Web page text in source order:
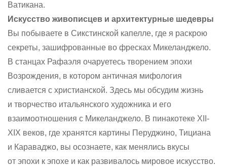
Ватикана.
Искусство живописцев и архитектурные шедевры
Вы побываете в Сикстинской капелле, где я раскрою
секреты, зашифрованные во фресках Микеланджело.
В станцах Рафаэля очаруетесь творением эпохи
Возрождения, в котором античная мифология
сливается с христианской. Здесь мы обсудим жизнь
и творчество итальянского художника и его
взаимоотношения с Микеланджело. В пинакотеке XII-
XIX веков, где хранятся картины Перуджино, Тициана
и Караваджо, вы осознаете, как менялись вкусы
от эпохи к эпохе и как развивалось мировое искусство.